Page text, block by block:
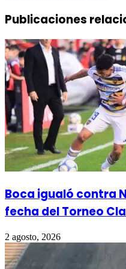
Publicaciones
Boca igualó contra
fecha del Torneo
2 agosto, 2026